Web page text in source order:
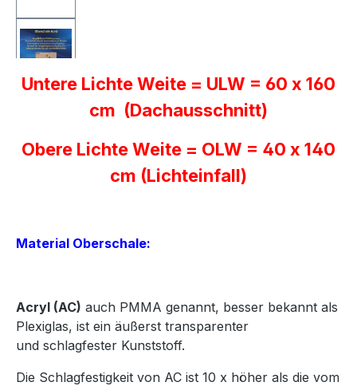
Untere Lichte Weite = ULW = 60 x 160
cm (Dachausschnitt)
Obere Lichte Weite = OLW = 40 x 140
cm (Lichteinfall)
Material Oberschale:
Acryl (AC) auch PMMA genannt, besser bekannt als
Plexiglas, ist ein äußerst transparenter
und schlagfester Kunststoff.
Die Schlagfestigkeit von AC ist 10 x höher als die vom